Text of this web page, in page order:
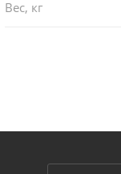
Вес, кг